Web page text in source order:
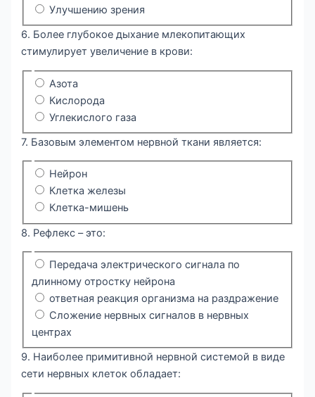
Улучшению зрения
6. Более глубокое дыхание млекопитающих
стимулирует увеличение в крови:
Азота
Кислорода
Углекислого газа
7. Базовым элементом нервной ткани является:
Нейрон
Клетка железы
Клетка-мишень
8. Рефлекс – это:
Передача электрического сигнала по
длинному отростку нейрона
ответная реакция организма на раздражение
Сложение нервных сигналов в нервных
центрах
9. Наиболее примитивной нервной системой в виде
сети нервных клеток обладает: